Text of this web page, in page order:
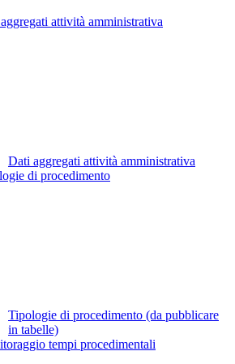
attività amministrativa
Dati aggregati attività amministrativa
di procedimento
Tipologie di procedimento (da pubblicare
in tabelle)
tempi procedimentali